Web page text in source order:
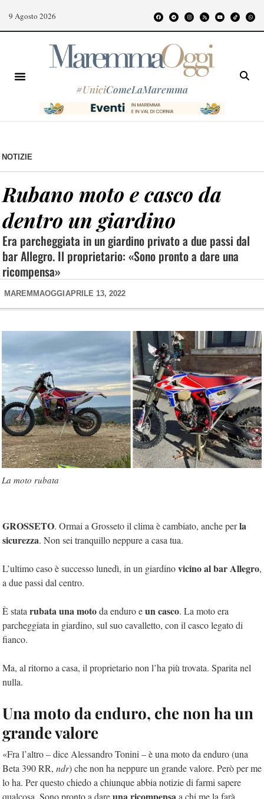
9 Agosto 2026
#UniciComeLaMaremma
NOTIZIE
Rubano moto e casco da
dentro un giardino
Era parcheggiata in un giardino privato a due passi dal
bar Allegro. Il proprietario: «Sono pronto a dare una
ricompensa»
MAREMMAOGGI APRILE 13, 2022
La moto rubata
GROSSETO. Ormai a Grosseto il clima è cambiato, anche perla
sicurezza. Non sei tranquillo neppure a casa tua.
L’ultimo caso è successo lunedì, in un giardinovicino al bar Allegro,
a due passi dal centro.
È stata rubata una motoda enduro eun casco. La moto era
parcheggiata in giardino, sul suo cavalletto, con il casco legato di
fianco.
Ma, al ritorno a casa, il proprietario non l’ha più trovata. Sparita nel
nulla.
Una moto da enduro, che non ha un
grande valore
«Fra l’altro – dice Alessandro Tonini – è una moto da enduro (una
Beta 390 RR, ndr) che non ha neppure un grande valore. Però per me
lo ha. Per questo chiedo a chiunque abbia notizie di farmi sapere
qualcosa. Sono pronto a dareuna ricompensaa chi me la farà